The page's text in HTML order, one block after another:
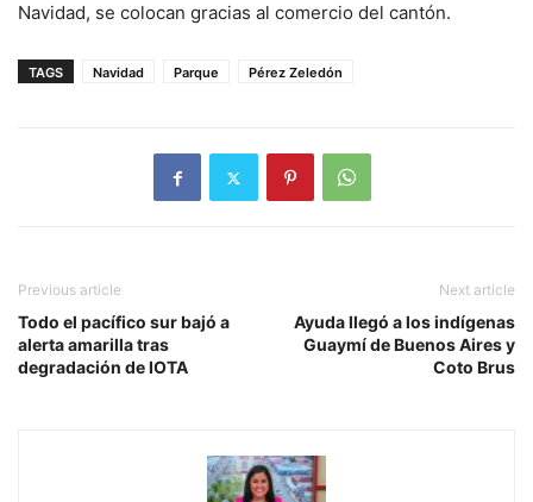
Navidad, se colocan gracias al comercio del cantón.
TAGS Navidad Parque Pérez Zeledón
Previous article
Todo el pacífico sur bajó a
alerta amarilla tras
degradación de IOTA
Next article
Ayuda llegó a los indígenas
Guaymí de Buenos Aires y
Coto Brus